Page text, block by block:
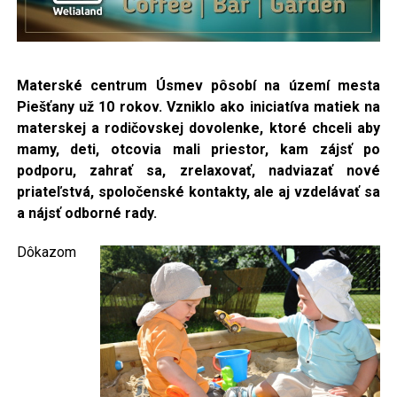
Materské centrum Úsmev pôsobí na území mesta
Piešťany už 10 rokov. Vzniklo ako iniciatíva matiekna
materskej a rodičovskej dovolenke, ktoré chceli aby
mamy, deti, otcovia mali priestor, kam zájsť po
podporu, zahrať sa, zrelaxovať, nadviazať nové
priateľstvá, spoločenské kontakty, ale aj vzdelávať sa
a nájsť odborné rady.
Dôkazom